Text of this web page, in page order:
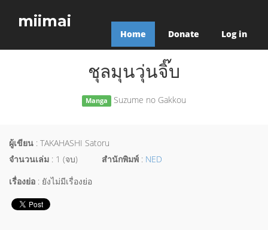
miimai
Home Donate Log in
ชุลมุนวุ่นจิ๊บ
Manga Suzume no Gakkou
ผู้เขียน : TAKAHASHI Satoru
จำนวนเล่ม : 1 (จบ) สำนักพิมพ์ : NED
เรื่องย่อ : ยังไม่มีเรื่องย่อ